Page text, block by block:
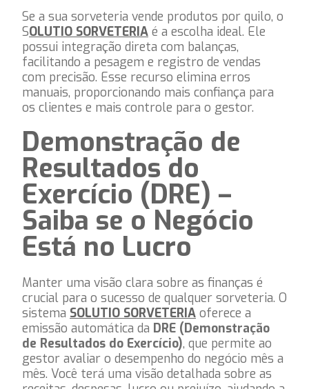
Se a sua sorveteria vende produtos por quilo, o
SOLUTIO SORVETERIA é a escolha ideal. Ele
possui integração direta com balanças,
facilitando a pesagem e registro de vendas
com precisão. Esse recurso elimina erros
manuais, proporcionando mais confiança para
os clientes e mais controle para o gestor.
Demonstração de
Resultados do
Exercício (DRE) –
Saiba se o Negócio
Está no Lucro
Manter uma visão clara sobre as finanças é
crucial para o sucesso de qualquer sorveteria. O
sistema SOLUTIO SORVETERIA oferece a
emissão automática da DRE (Demonstração
de Resultados do Exercício), que permite ao
gestor avaliar o desempenho do negócio mês a
mês. Você terá uma visão detalhada sobre as